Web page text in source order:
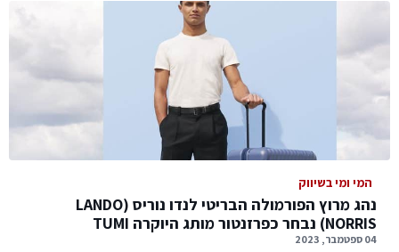
המי ומי בשיווק
נהג מרוץ הפורמולה הבריטי לנדו נוריס (LANDO
NORRIS) נבחר כפרזנטור מותג היוקרה TUMI
04 ספטמבר, 2023